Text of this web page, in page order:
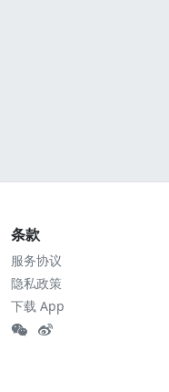
条款
服务协议
隐私政策
下载 App